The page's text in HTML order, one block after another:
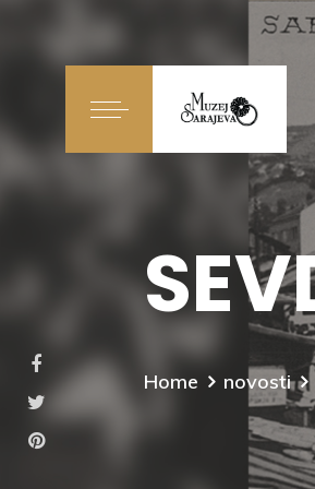
Home novosti